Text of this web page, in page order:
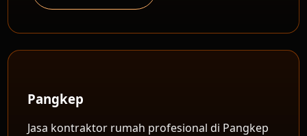
Pangkep
Jasa kontraktor rumah profesional di Pangkep